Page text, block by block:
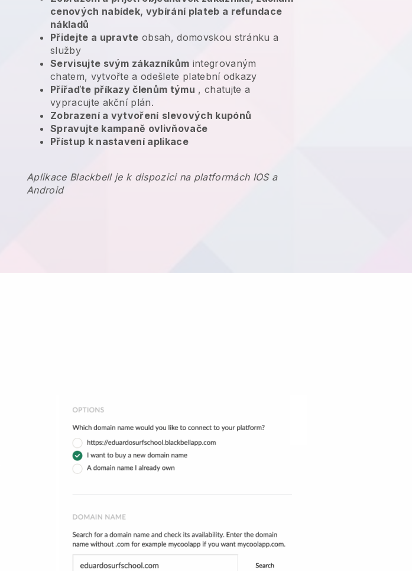
cenových nabídek, vybírání plateb a refundace
nákladů
Přidejte a upravte obsah, domovskou stránku a
služby
Servisujte svým zákazníkům integrovaným
chatem, vytvořte a odešlete platební odkazy
Přiřaďte příkazy členům týmu , chatujte a
vypracujte akční plán.
Zobrazení a vytvoření slevových kupónů
Spravujte kampaně ovlivňovače
Přístup k nastavení aplikace
Aplikace Blackbell je k dispozici na platformách IOS a
Android